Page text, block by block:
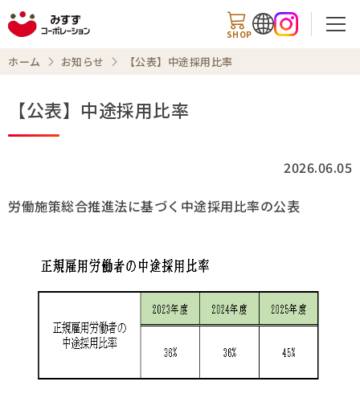
SHOP
商品情報
レシピ
お知らせ
ホーム お知らせ 【公表】中途採用比率
【公表】中途採用比率
2026.06.05
労働施策総合推進法に基づく中途採用比率の公表